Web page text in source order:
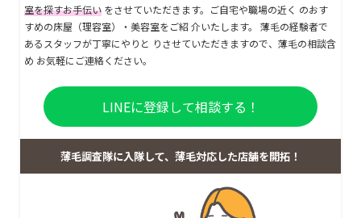
室を探すお手伝い をさせていただきます。ご自宅や職場の近く のおす
すめの床屋（理容室）・美容室をご紹 介いたします。 薄毛の経験者で
あるスタッフが丁寧にやりと りさせていただきますので、薄毛の相談含
め お気軽にご連絡ください。
LINEに登録して相談する！
薄毛調査隊に入隊して、薄毛対応した店舗を開拓！